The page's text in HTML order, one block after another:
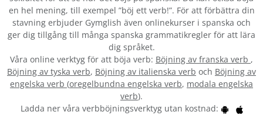
en hel mening, till exempel ”böj ett verb!”. För att förbättra din
stavning erbjuder Gymglish även onlinekurser i spanska och
ger dig tillgång till många spanska grammatikregler för att lära
dig språket.
Våra online verktyg för att böja verb: Böjning av franska verb ,
Böjning av tyska verb, Böjning av italienska verb och Böjning av
engelska verb (oregelbundna engelska verb, modala engelska
verb).
Ladda ner våra verbböjningsverktyg utan kostnad: